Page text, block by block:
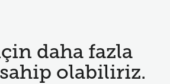
daha fazla
olabiliriz.